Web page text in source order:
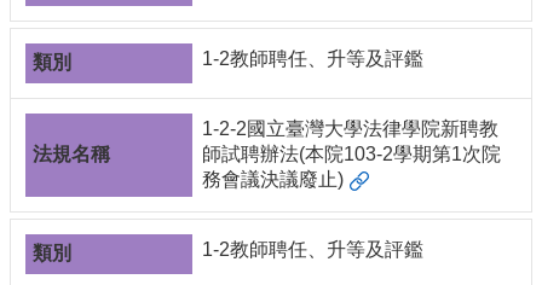
1-2教師聘任、升等及評鑑
1-2-2國立臺灣大學法律學院新聘教
師試聘辦法(本院103-2學期第1次院
務會議決議廢止)
1-2教師聘任、升等及評鑑